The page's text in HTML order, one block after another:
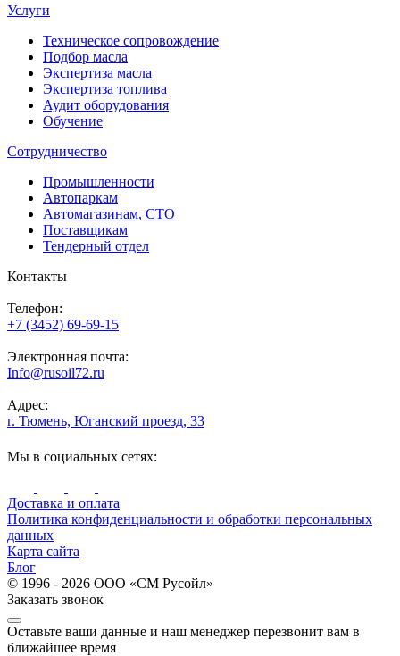
Услуги
Техническое сопровождение
Подбор масла
Экспертиза масла
Экспертиза топлива
Аудит оборудования
Обучение
Сотрудничество
Промышленности
Автопаркам
Автомагазинам, СТО
Поставщикам
Тендерный отдел
Контакты
Телефон:
+7 (3452) 69-69-15
Электронная почта:
Info@rusoil72.ru
Адрес:
г. Тюмень, Юганский проезд, 33
Мы в социальных сетях:
Доставка и оплата
Политика конфиденциальности и обработки персональных
данных
Карта сайта
Блог
© 1996 - 2026 ООО «СМ Русойл»
Заказать звонок
Оставьте ваши данные и наш менеджер перезвонит вам в
ближайшее время